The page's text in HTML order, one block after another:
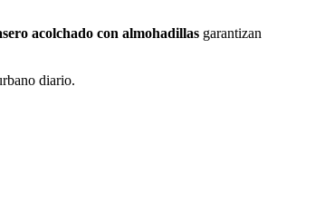
acolchado con almohadillas garantizan
diario.